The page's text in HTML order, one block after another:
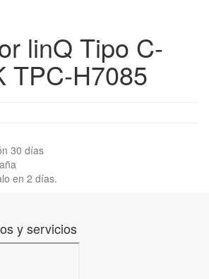
linQ Tipo C-
TPC-H7085
30 días
en 2 días.
y servicios